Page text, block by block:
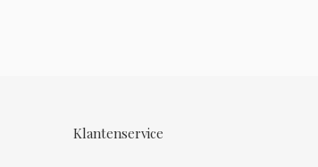
Klantenservice